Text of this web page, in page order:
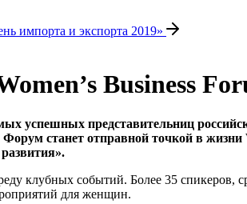
импорта и экспорта 2019»
Business
успешных представительниц
Форум станет отправной точкой в жизни
клубных событий. Более 35
для женщин.